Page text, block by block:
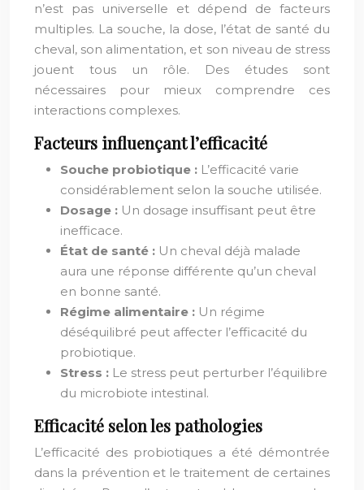
n’est pas universelle et dépend de facteurs
multiples. La souche, la dose, l’état de santé du
cheval, son alimentation, et son niveau de stress
jouent tous un rôle. Des études sont
nécessaires pour mieux comprendre ces
interactions complexes.
Facteurs influençant l’efficacité
Souche probiotique : L’efficacité varie
considérablement selon la souche utilisée.
Dosage : Un dosage insuffisant peut être
inefficace.
État de santé : Un cheval déjà malade
aura une réponse différente qu’un cheval
en bonne santé.
Régime alimentaire : Un régime
déséquilibré peut affecter l’efficacité du
probiotique.
Stress : Le stress peut perturber l’équilibre
du microbiote intestinal.
Efficacité selon les pathologies
L’efficacité des probiotiques a été démontrée
dans la prévention et le traitement de certaines